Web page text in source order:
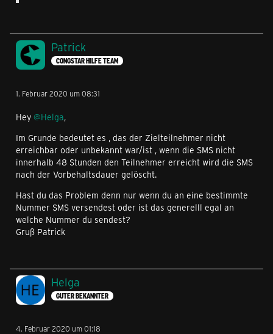
Patrick
CONGSTAR HILFE TEAM
1. Februar 2020 um 08:31
Hey @Helga,
Im Grunde bedeutet es , das der Zielteilnehmer nicht
erreichbar oder unbekannt war/ist , wenn die SMS nicht
innerhalb 48 Stunden den Teilnehmer erreicht wird die SMS
nach der Vorbehaltsdauer gelöscht.
Hast du das Problem denn nur wenn du an eine bestimmte
Nummer SMS versendest oder ist das generelll egal an
welche Nummer du sendest?
Gruß Patrick
Helga
GUTER BEKANNTER
4. Februar 2020 um 01:18